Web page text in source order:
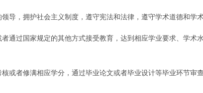
，拥护社会主义制度，遵守宪法和法律，遵守学术道德和学
过国家规定的其他方式接受教育，达到相应学业要求、学术
者修满相应学分，通过毕业论文或者毕业设计等毕业环节审